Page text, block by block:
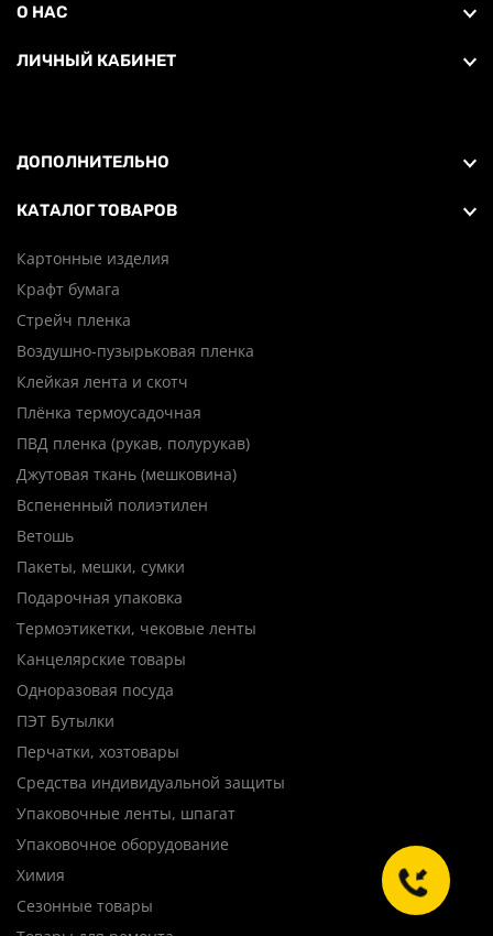
О НАС
ЛИЧНЫЙ КАБИНЕТ
ДОПОЛНИТЕЛЬНО
КАТАЛОГ ТОВАРОВ
Картонные изделия
Крафт бумага
Стрейч пленка
Воздушно-пузырьковая пленка
Клейкая лента и скотч
Плёнка термоусадочная
ПВД пленка (рукав, полурукав)
Джутовая ткань (мешковина)
Вспененный полиэтилен
Ветошь
Пакеты, мешки, сумки
Подарочная упаковка
Термоэтикетки, чековые ленты
Канцелярские товары
Одноразовая посуда
ПЭТ Бутылки
Перчатки, хозтовары
Средства индивидуальной защиты
Упаковочные ленты, шпагат
Упаковочное оборудование
Химия
Сезонные товары